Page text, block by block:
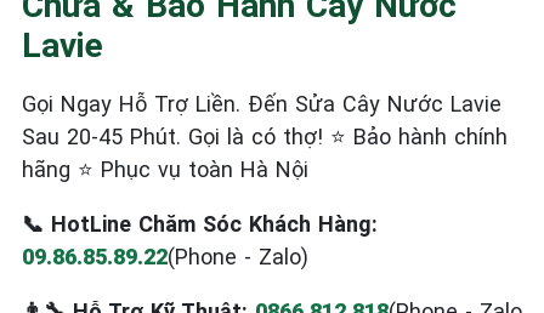
Lavie
Gọi Ngay Hỗ Trợ Liền. Đến Sửa Cây Nước Lavie
Sau 20-45 Phút. Gọi là có thợ! ⭐ Bảo hành chính
hãng ⭐ Phục vụ toàn Hà Nội
📞 HotLine Chăm Sóc Khách Hàng:
09.86.85.89.22(Phone - Zalo)